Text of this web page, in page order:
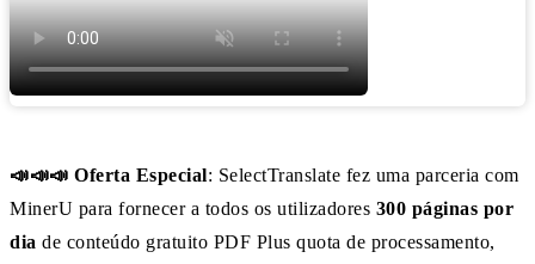
📣📣📣 Oferta Especial: SelectTranslate fez uma parceria com
MinerU para fornecer a todos os utilizadores 300 páginas por
dia de conteúdo gratuito PDF Plus quota de processamento,